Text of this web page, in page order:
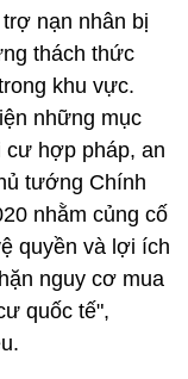
nạn nhân bị
thách thức
khu vực.
những mục
cư hợp pháp, an
tướng Chính
nhằm củng cố
quyền và lợi ích
nguy cơ mua
quốc tế",